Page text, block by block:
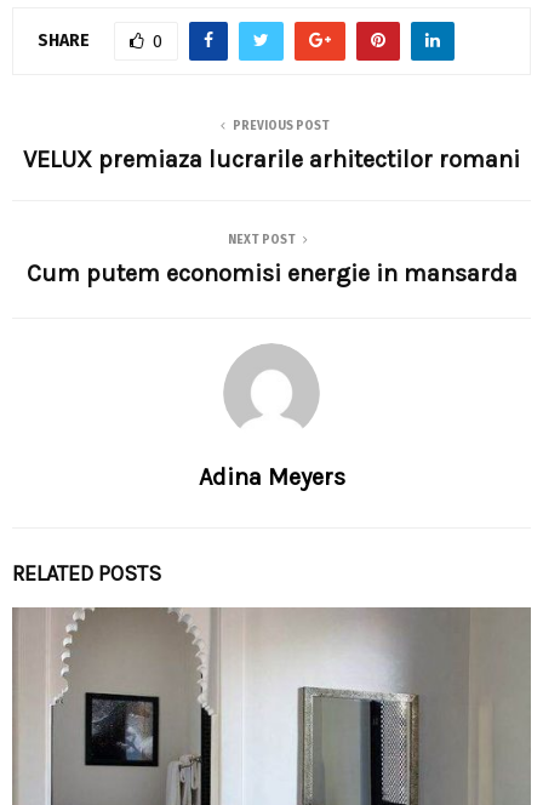
SHARE 0
PREVIOUS POST
VELUX premiaza lucrarile arhitectilor romani
NEXT POST
Cum putem economisi energie in mansarda
Adina Meyers
RELATED POSTS